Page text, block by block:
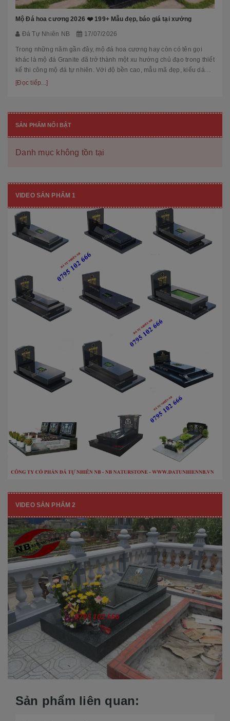
Mộ Đá hoa cương 2026 ❤️ 199+ Mẫu đẹp, báo giá tại xưởng
Đá Tự Nhiên NB 17/07/2026
Trong những năm gần đây, mộ đá hoa cương hay còn có tên gọi
khác là mộ đá Granite đã trở thành một xu hướng chủ đạo trong thiết
kế thi công mộ đá tự nhiên. Với độ bền cao, mẫu mã đẹp, kiểu dáng
hiệ...
[Đọc tiếp...]
SẢN PHẨM NỔI BẬT
Danh mục không tồn tại
VIDEO SẢN PHẨM 1
VIDEO SẢN PHẨM 2
Sản phẩm liên quan: